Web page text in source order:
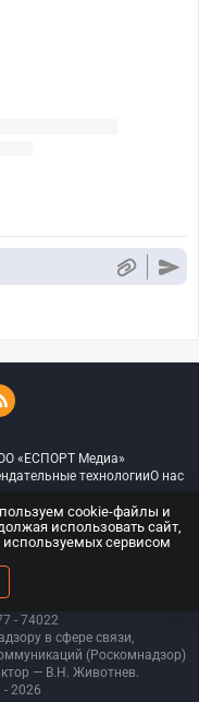
«ЕСПОРТ Медиа»
технологииО нас
защищены
средств массовой
- 74022
в сфере связи,
(Роскомнадзор)
— В.Н. Животнев.
- 2026
cookie-файлы и
использовать сайт,
используемых сервисом